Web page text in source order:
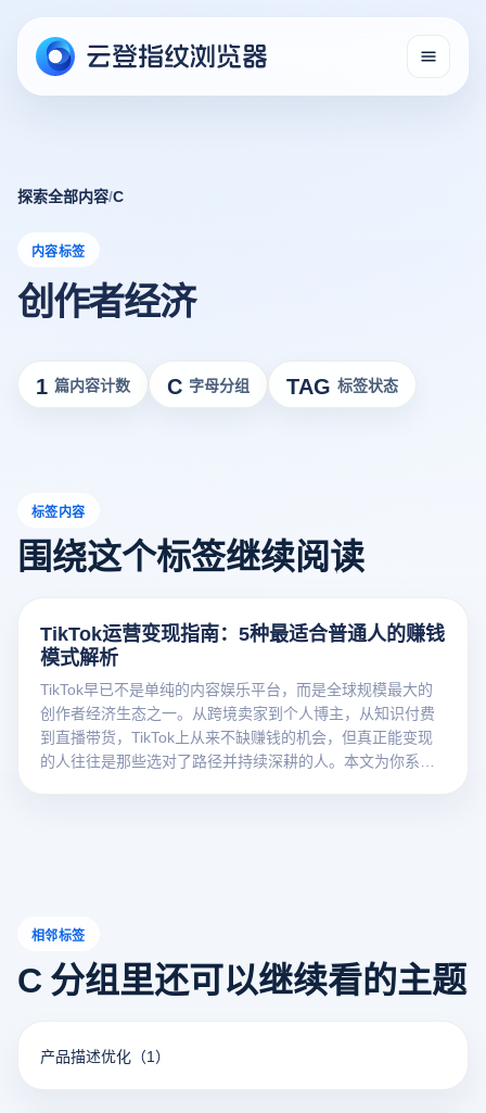
探索全部内容/C
内容标签
创作者经济
1 篇内容计数 C 字母分组 TAG 标签状态
标签内容
围绕这个标签继续阅读
TikTok运营变现指南：5种最适合普通人的赚钱
模式解析
TikTok早已不是单纯的内容娱乐平台，而是全球规模最大的
创作者经济生态之一。从跨境卖家到个人博主，从知识付费
到直播带货，TikTok上从来不缺赚钱的机会，但真正能变现
的人往往是那些选对了路径并持续深耕的人。本文为你系统
相邻标签
C 分组里还可以继续看的主题
产品描述优化 （1）